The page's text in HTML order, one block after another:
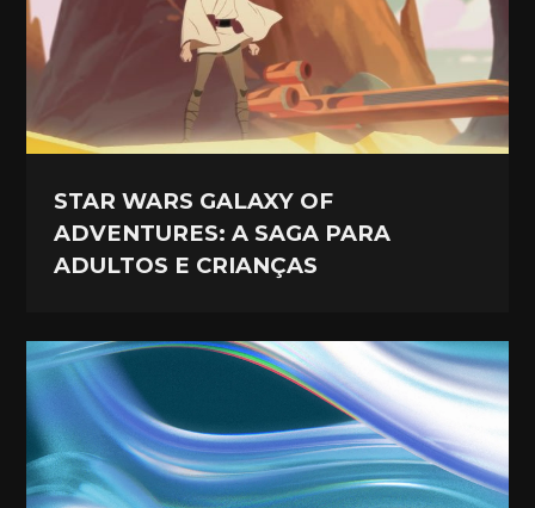
STAR WARS GALAXY OF
ADVENTURES: A SAGA PARA
ADULTOS E CRIANÇAS